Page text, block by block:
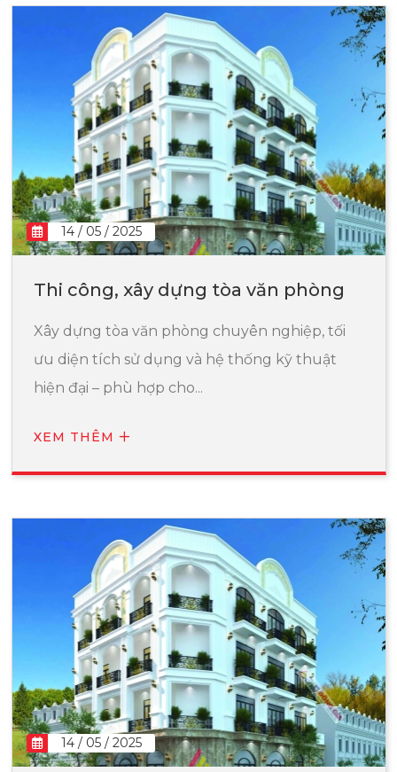
14 / 05 / 2025
Thi công, xây dựng tòa văn phòng
Xây dựng tòa văn phòng chuyên nghiệp, tối
ưu diện tích sử dụng và hệ thống kỹ thuật
hiện đại – phù hợp cho...
XEM THÊM
14 / 05 / 2025